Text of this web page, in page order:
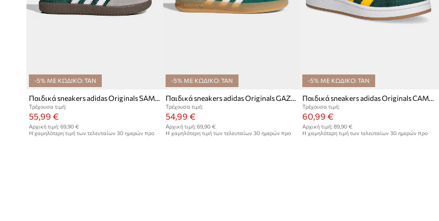
-5% ΜΕ ΚΩΔΙΚΟ: TAN
Παιδικά sneakers adidas Originals SAMBA OG
Τρέχουσα τιμή:
55,99 €
Αρχική τιμή: 69,90 €
Η χαμηλότερη τιμή των τελευταίων 30 ημερών προ
-5% ΜΕ ΚΩΔΙΚΟ: TAN
Τρέχουσα τιμή:
54,99 €
Αρχική τιμή:69,90 €
Η χαμηλότερη τιμή των τελευταίων 30 ημερών προ
-5% ΜΕ ΚΩΔΙΚΟ: TAN
Τρέχουσα τιμή:
60,99 €
Αρχική τιμή: 89,90 €
Η χαμηλότερη τιμή των τελευταίων 30 ημερών προ